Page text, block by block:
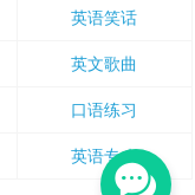
英语笑话
英文歌曲
口语练习
英语专八